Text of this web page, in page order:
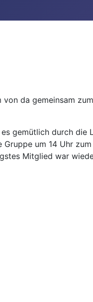
da gemeinsam
gemütlich durch die
um 14 Uhr
Mitglied war